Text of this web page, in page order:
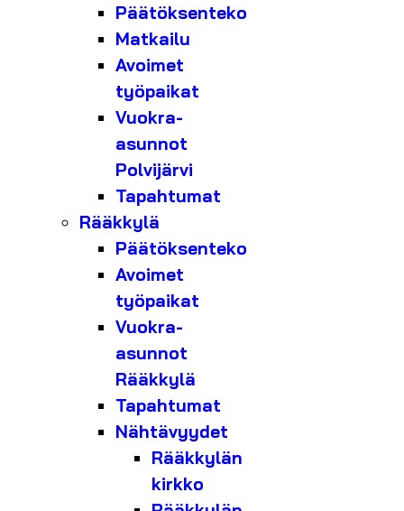
Päätöksenteko
Matkailu
Avoimet
työpaikat
Vuokra-
asunnot
Polvijärvi
Tapahtumat
Rääkkylä
Päätöksenteko
Avoimet
työpaikat
Vuokra-
asunnot
Rääkkylä
Tapahtumat
Nähtävyydet
Rääkkylän
kirkko